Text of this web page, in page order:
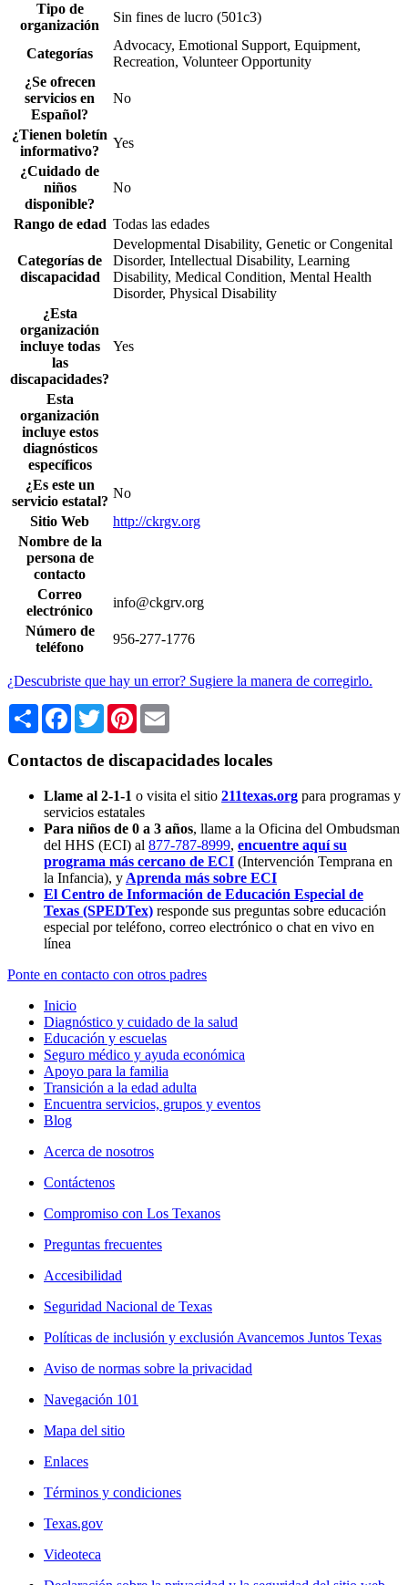
Tipo de
organización
Sin fines de lucro (501c3)
Categorías
Advocacy, Emotional Support, Equipment,
Recreation, Volunteer Opportunity
¿Se ofrecen
servicios en
Español?
No
¿Tienen boletín
informativo?
Yes
¿Cuidado de
niños
disponible?
No
Rango de edad Todas las edades
Categorías de
discapacidad
Developmental Disability, Genetic or Congenital
Disorder, Intellectual Disability, Learning
Disability, Medical Condition, Mental Health
Disorder, Physical Disability
¿Esta
organización
incluye todas
las
discapacidades?
Yes
Esta
organización
incluye estos
diagnósticos
específicos
¿Es este un
servicio estatal?
No
Sitio Web
http://ckrgv.org
Nombre de la
persona de
contacto
Correo
electrónico
info@ckgrv.org
Número de
teléfono
956-277-1776
¿Descubriste que hay un error? Sugiere la manera de corregirlo.
Share Facebook
TwitterPinterest
Contactos de discapacidades locales
Llame al 2-1-1 o visita el sitio 211texas.org para programas y
servicios estatales
Para niños de 0 a 3 años, llame a la Oficina del Ombudsman
del HHS (ECI) al 877-787-8999, encuentre aquí su
programa más cercano de ECI (Intervención Temprana en
la Infancia), y Aprenda más sobre ECI
El Centro de Información de Educación Especial de
Texas (SPEDTex) responde sus preguntas sobre educación
especial por teléfono, correo electrónico o chat en vivo en
línea
Ponte en contacto con otros padres
Inicio
Diagnóstico y cuidado de la salud
Educación y escuelas
Seguro médico y ayuda económica
Apoyo para la familia
Transición a la edad adulta
Encuentra servicios, grupos y eventos
Blog
Acerca de nosotros
Contáctenos
Compromiso con Los Texanos
Preguntas frecuentes
Accesibilidad
Seguridad Nacional de Texas
Políticas de inclusión y exclusión Avancemos Juntos Texas
Aviso de normas sobre la privacidad
Navegación 101
Mapa del sitio
Enlaces
Términos y condiciones
Texas.gov
Videoteca